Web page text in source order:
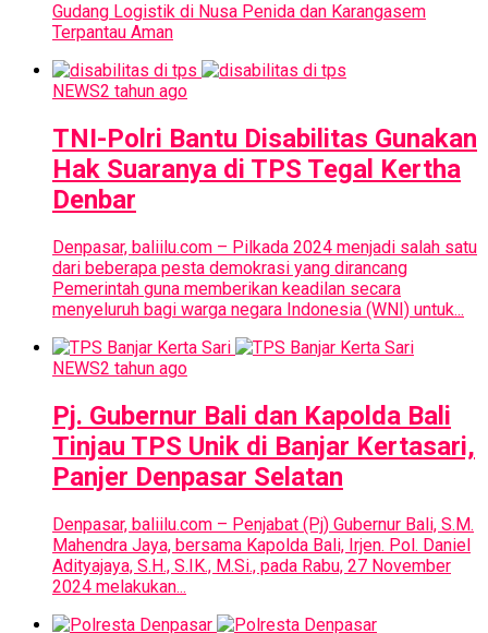
Gudang Logistik di Nusa Penida dan Karangasem
Terpantau Aman
NEWS2 tahun ago
TNI-Polri Bantu Disabilitas Gunakan
Hak Suaranya di TPS Tegal Kertha
Denbar
Denpasar, baliilu.com – Pilkada 2024 menjadi salah satu
dari beberapa pesta demokrasi yang dirancang
Pemerintah guna memberikan keadilan secara
menyeluruh bagi warga negara Indonesia (WNI) untuk...
NEWS2 tahun ago
Pj. Gubernur Bali dan Kapolda Bali
Tinjau TPS Unik di Banjar Kertasari,
Panjer Denpasar Selatan
Denpasar, baliilu.com – Penjabat (Pj) Gubernur Bali, S.M.
Mahendra Jaya, bersama Kapolda Bali, Irjen. Pol. Daniel
Adityajaya, S.H., S.IK., M.Si., pada Rabu, 27 November
2024 melakukan...